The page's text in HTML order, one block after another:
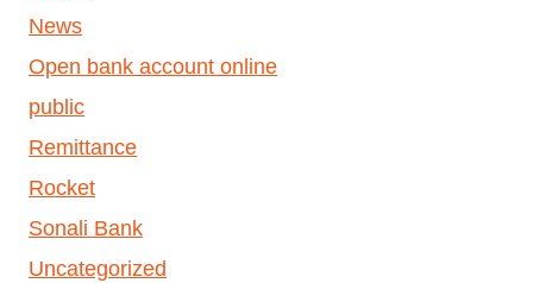
News
Open bank account online
public
Remittance
Rocket
Sonali Bank
Uncategorized